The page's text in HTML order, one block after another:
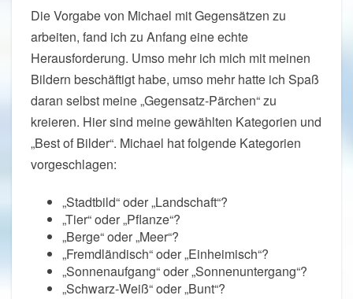
Die Vorgabe von Michael mit Gegensätzen zu
arbeiten, fand ich zu Anfang eine echte
Herausforderung. Umso mehr ich mich mit meinen
Bildern beschäftigt habe, umso mehr hatte ich Spaß
daran selbst meine „Gegensatz-Pärchen“ zu
kreieren. Hier sind meine gewählten Kategorien und
„Best of Bilder“. Michael hat folgende Kategorien
vorgeschlagen:
„Stadtbild“ oder „Landschaft“?
„Tier“ oder „Pflanze“?
„Berge“ oder „Meer“?
„Fremdländisch“ oder „Einheimisch“?
„Sonnenaufgang“ oder „Sonnenuntergang“?
„Schwarz-Weiß“ oder „Bunt“?